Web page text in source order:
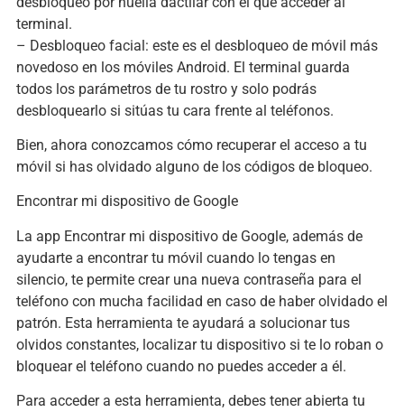
terminal.
– Desbloqueo facial: este es el desbloqueo de móvil más
novedoso en los móviles Android. El terminal guarda
todos los parámetros de tu rostro y solo podrás
desbloquearlo si sitúas tu cara frente al teléfonos.
Bien, ahora conozcamos cómo recuperar el acceso a tu
móvil si has olvidado alguno de los códigos de bloqueo.
Encontrar mi dispositivo de Google
La app Encontrar mi dispositivo de Google, además de
ayudarte a encontrar tu móvil cuando lo tengas en
silencio, te permite crear una nueva contraseña para el
teléfono con mucha facilidad en caso de haber olvidado el
patrón. Esta herramienta te ayudará a solucionar tus
olvidos constantes, localizar tu dispositivo si te lo roban o
bloquear el teléfono cuando no puedes acceder a él.
Para acceder a esta herramienta, debes tener abierta tu